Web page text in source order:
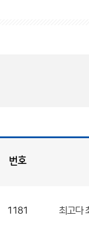
번호
1181 최고다